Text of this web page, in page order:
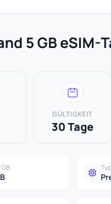
5 GB eSIM-
GÜLTIGKEIT
30 Tage
Typ